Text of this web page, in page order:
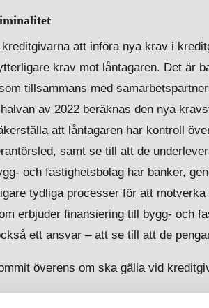
att införa nya krav i
krav mot låntagaren. Det är
tillsammans med
av 2022 beräknas den nya
att låntagaren har kontroll
samt se till att de
och fastighetsbolag har banker,
tydliga processer för att
erbjuder finansiering till bygg- och
ett ansvar – att se till att de
överens om ska gälla vid